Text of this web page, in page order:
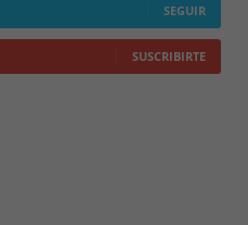
SEGUIR
SUSCRIBIRTE